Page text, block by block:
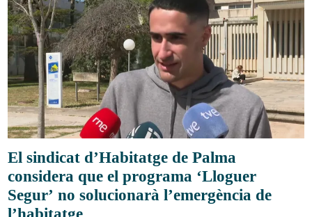
El sindicat d’Habitatge de Palma
considera que el programa ‘Lloguer
Segur’ no solucionarà l’emergència de